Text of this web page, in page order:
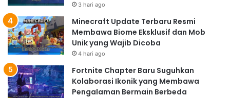
3 hari ago
Minecraft Update Terbaru Resmi
Membawa Biome Eksklusif dan Mob
Unik yang Wajib Dicoba
4 hari ago
Fortnite Chapter Baru Suguhkan
Kolaborasi Ikonik yang Membawa
Pengalaman Bermain Berbeda